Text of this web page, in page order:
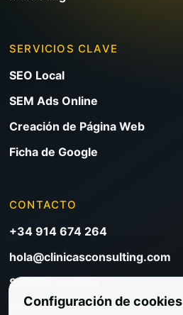
SERVICIOS CLAVE
SEO Local
SEM Ads Online
Creación de Página Web
Ficha de Google
CONTACTO
+34 914 674 264
hola@clinicasconsulting.com
Solicitar reunión
Blog de marketing clínico
Configuración de cookies